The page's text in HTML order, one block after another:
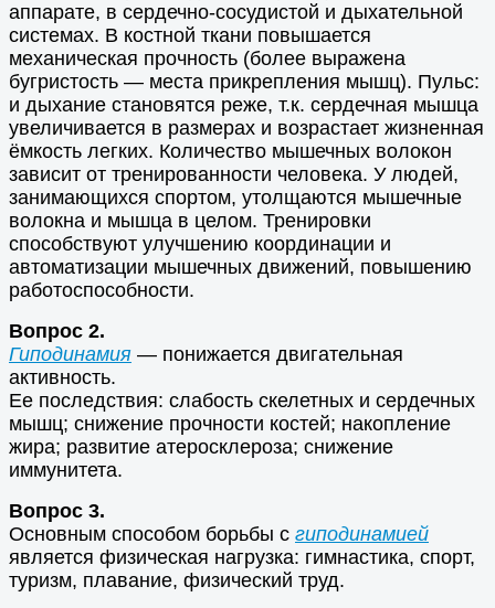
аппарате, в сердечно-сосудистой и дыхательной
системах. В костной ткани повышается
механическая прочность (более выражена
бугристость — места прикрепления мышц). Пульс:
и дыхание становятся реже, т.к. сердечная мышца
увеличивается в размерах и возрастает жизненная
ёмкость легких. Количество мышечных волокон
зависит от тренированности человека. У людей,
занимающихся спортом, утолщаются мышечные
волокна и мышца в целом. Тренировки
способствуют улучшению координации и
автоматизации мышечных движений, повышению
работоспособности.
Вопрос 2.
Гиподинамия — понижается двигательная
активность.
Ее последствия: слабость скелетных и сердечных
мышц; снижение прочности костей; накопление
жира; развитие атеросклероза; снижение
иммунитета.
Вопрос 3.
Основным способом борьбы с гиподинамией
является физическая нагрузка: гимнастика, спорт,
туризм, плавание, физический труд.